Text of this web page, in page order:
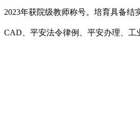
2023年获院级教师称号。培育具备
CAD、平安法令律例、平安办理、工